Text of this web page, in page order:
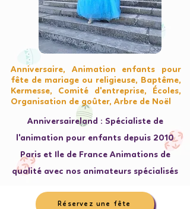
Anniversaire, Animation enfants pour
fête de mariage ou religieuse, Baptême,
Kermesse, Comité d'entreprise, Écoles,
Organisation de goûter, Arbre de Noël
Anniversaireland : Spécialiste de
l'animation pour enfants depuis 2010
Paris et Ile de France Animations de
qualité avec nos animateurs spécialisés
Réservez une fête